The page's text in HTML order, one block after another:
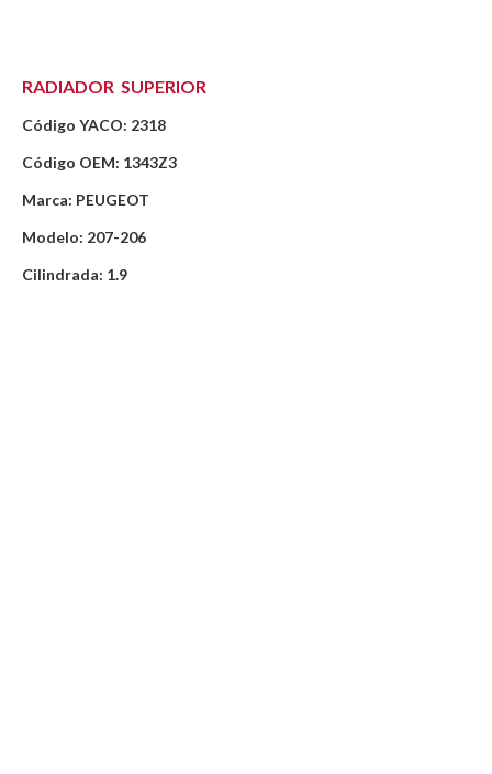
RADIADOR SUPERIOR
Código YACO: 2318
Código OEM: 1343Z3
Marca: PEUGEOT
Modelo: 207-206
Cilindrada: 1.9